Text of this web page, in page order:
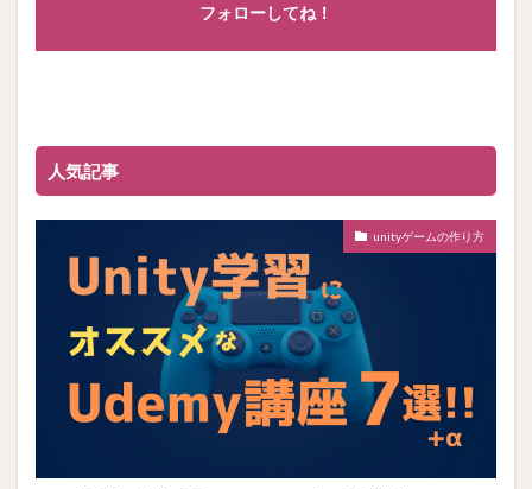
フォローしてね！
人気記事
unityゲームの作り方